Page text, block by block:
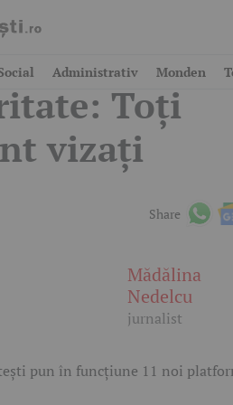
Administrativ Monden
Toți
vizați
Share
Mădălina
Nedelcu
jurnalist